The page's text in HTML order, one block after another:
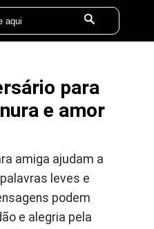
para
e amor
amiga ajudam a
leves e
podem
e alegria pela